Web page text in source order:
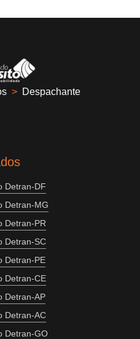
> Despachante
Detran-DF
Detran-MG
Detran-PR
Detran-SC
Detran-PE
Detran-CE
Detran-AP
Detran-AC
Detran-GO